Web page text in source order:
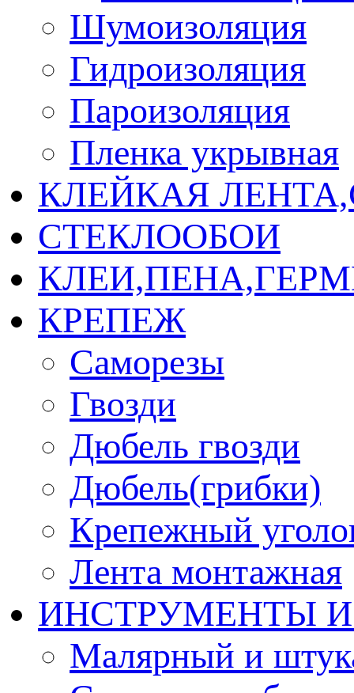
Шумоизоляция
Гидроизоляция
Пароизоляция
Пленка укрывная
КЛЕЙКАЯ
СТЕКЛООБОИ
КРЕПЕЖ
Саморезы
Гвозди
Дюбель гвозди
Дюбель(грибки)
Крепежный
Лента монтажная
ИНСТРУМЕНТЫ
Малярный и